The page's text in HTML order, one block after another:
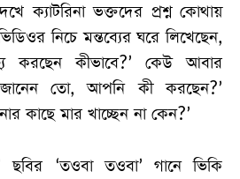
ক্যাটরিনা ভক্তদের প্রশ্ন কোথায়
নিচে মন্তব্যের ঘরে লিখেছেন,
করছেন কীভাবে?’ কেউ আবার
জানেন তো, আপনি কী করছেন?’
কাছে মার খাচ্ছেন না কেন?’
ছবির ‘তওবা তওবা’ গানে ভিকি